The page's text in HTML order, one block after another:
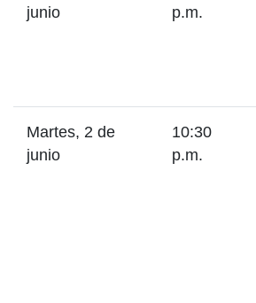
junio
p.m.
Martes, 2 de
junio
10:30
p.m.